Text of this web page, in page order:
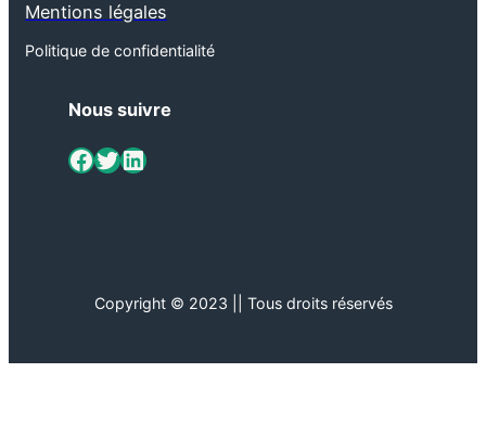
Mentions légales
Politique de confidentialité
Nous suivre
ViaMétiers sur Facebook Twitter LinkedIn
Copyright © 2023 || Tous droits réservés